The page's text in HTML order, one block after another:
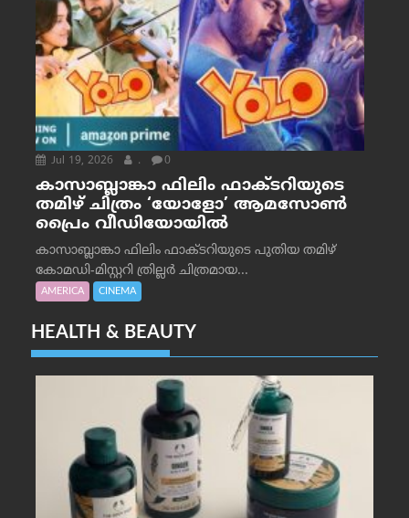
Jul 19, 2026 . 0
കാസാബ്ലാങ്കാ ഫിലിം ഫാക്ടറിയുടെ
തമിഴ് ചിത്രം ‘യോളോ’ ആമസോൺ
പ്രൈം വീഡിയോയിൽ
കാസാബ്ലാങ്കാ ഫിലിം ഫാക്ടറിയുടെ പുതിയ തമിഴ്
കോമഡി-മിസ്റ്ററി ത്രില്ലർ ചിത്രമായ...
AMERICA CINEMA
HEALTH & BEAUTY